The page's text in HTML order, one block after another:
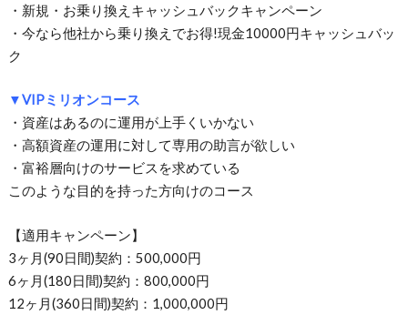
・新規・お乗り換えキャッシュバックキャンペーン
・今なら他社から乗り換えでお得!現金10000円キャッシュバッ
ク
▼VIPミリオンコース
・資産はあるのに運用が上手くいかない
・高額資産の運用に対して専用の助言が欲しい
・富裕層向けのサービスを求めている
このような目的を持った方向けのコース
【適用キャンペーン】
3ヶ月(90日間)契約：500,000円
6ヶ月(180日間)契約：800,000円
12ヶ月(360日間)契約：1,000,000円